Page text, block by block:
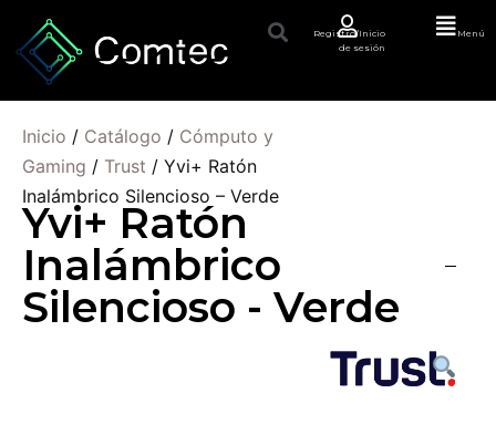
Registro/Inicio
de sesión
Menú
Inicio / Catálogo / Cómputo y
Gaming / Trust / Yvi+ Ratón
Inalámbrico Silencioso – Verde
Yvi+ Ratón
Inalámbrico
Silencioso - Verde